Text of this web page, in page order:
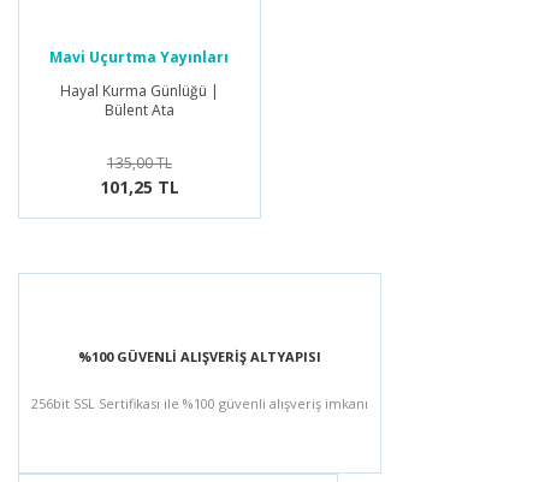
Mavi Uçurtma Yayınları
Hayal Kurma Günlüğü |
Bülent Ata
135,00 TL
101,25 TL
%100 GÜVENLİ ALIŞVERİŞ ALTYAPISI
256bit SSL Sertifikası ile %100 güvenli alışveriş imkanı